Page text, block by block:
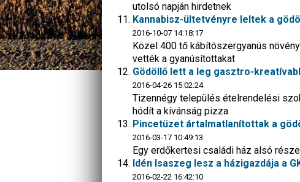
utolsó napján hirdetnek
Kannabisz-ültetvényre leltek a
2016-10-07 14:18:17
Közel 400 tő kábítószergyanús
vették a gyanúsítottakat
Gödöllő lett a leg gasztro-
2016-04-26 15:02:24
Tizennégy település ételrendelési
hódít a kívánság pizza
Pincetüzet ártalmatlanítottak a
2016-03-17 10:49:13
Egy erdőkertesi családi ház alsó
Idén Isaszeg lesz a házigazdája a
2016-02-22 16:42:10